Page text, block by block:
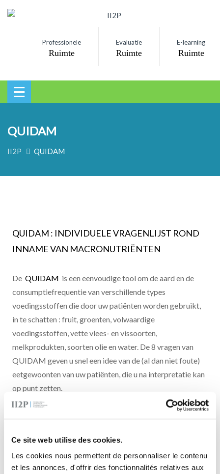
Ce site web utilise des cookies.
Les cookies nous permettent de personnaliser le contenu
et les annonces, d'offrir des fonctionnalités relatives aux
Professionele
Ruimte
Evaluatie
Ruimte
E-learning
Ruimte
QUIDAM
II2P QUIDAM
QUIDAM : INDIVIDUELE VRAGENLIJST ROND
INNAME VAN MACRONUTRIËNTEN
De QUIDAM is een eenvoudige tool om de aard en de
consumptiefrequentie van verschillende types
voedingsstoffen die door uw patiënten worden gebruikt,
in te schatten : fruit, groenten, volwaardige
voedingsstoffen, vette vlees- en vissoorten,
melkprodukten, soorten olie en water. De 8 vragen van
QUIDAM geven u snel een idee van de (al dan niet foute)
eetgewoonten van uw patiënten, die u na interpretatie kan
op punt zetten.
identificeert mogelijke dieetfouten en aan de hand van uw
interpretatie kunt u de nodige wijzigingen aanbrengen.